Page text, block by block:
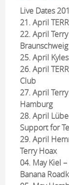
Live Dates
21. April
22. April
Braunschweig
25. April
26. April
Club
27. April
Hamburg
28. April
Support for
29. April
Terry Hoax
04. May Kiel
Banana